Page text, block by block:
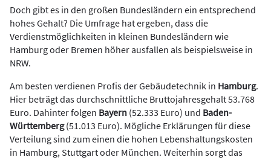
Doch gibt es in den großen Bundesländern ein entsprechend
hohes Gehalt? Die Umfrage hat ergeben, dass die
Verdienstmöglichkeiten in kleinen Bundesländern wie
Hamburg oder Bremen höher ausfallen als beispielsweise in
NRW.
Am besten verdienen Profis der Gebäudetechnik in Hamburg.
Hier beträgt das durchschnittliche Bruttojahresgehalt 53.768
Euro. Dahinter folgen Bayern (52.333 Euro) und Baden-
Württemberg(51.013 Euro). Mögliche Erklärungen für diese
Verteilung sind zum einen die hohen Lebenshaltungskosten
in Hamburg, Stuttgart oder München. Weiterhin sorgt das